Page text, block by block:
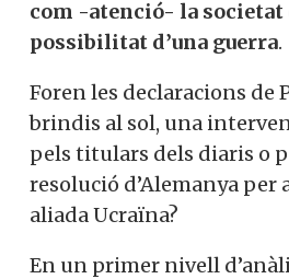
com -atenció- la societat
possibilitat d’una guerra.
Foren les declaracions de
brindis al sol, una
pels titulars dels diaris o
resolució d’Alemanya per
aliada Ucraïna?
En un primer nivell